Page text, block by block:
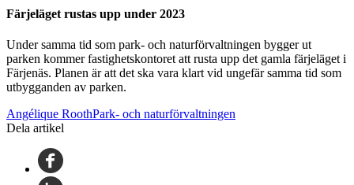
Färjeläget rustas upp under 2023
Under samma tid som park- och naturförvaltningen bygger ut
parken kommer fastighetskontoret att rusta upp det gamla färjeläget i
Färjenäs. Planen är att det ska vara klart vid ungefär samma tid som
utbygganden av parken.
Angélique RoothPark- och naturförvaltningen
Dela artikel